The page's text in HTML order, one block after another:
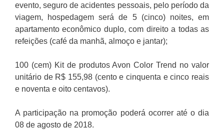
evento, seguro de acidentes pessoais, pelo período da
viagem, hospedagem será de 5 (cinco) noites, em
apartamento econômico duplo, com direito a todas as
refeições (café da manhã, almoço e jantar);
100 (cem) Kit de produtos Avon Color Trend no valor
unitário de R$ 155,98 (cento e cinquenta e cinco reais
e noventa e oito centavos).
A participação na promoção poderá ocorrer até o dia
08 de agosto de 2018.